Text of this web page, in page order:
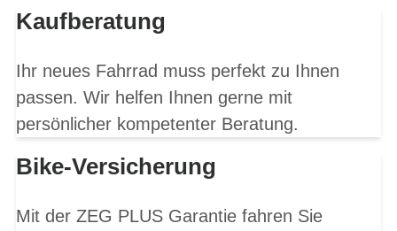
Kaufberatung
Ihr neues Fahrrad muss perfekt zu Ihnen
passen. Wir helfen Ihnen gerne mit
persönlicher kompetenter Beratung.
Bike-Versicherung
Mit der ZEG PLUS Garantie fahren Sie